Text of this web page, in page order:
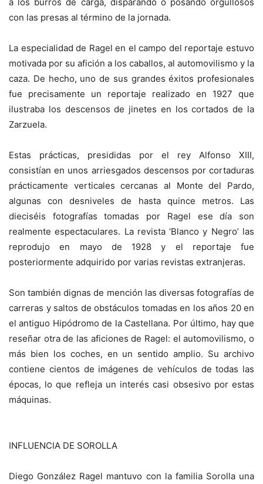
con las presas al término de la jornada.
La especialidad de Ragel en el campo del reportaje estuvo
motivada por su afición a los caballos, al automovilismo y la
caza. De hecho, uno de sus grandes éxitos profesionales
fue precisamente un reportaje realizado en 1927 que
ilustraba los descensos de jinetes en los cortados de la
Zarzuela.
Estas prácticas, presididas por el rey Alfonso XIII,
consistían en unos arriesgados descensos por cortaduras
prácticamente verticales cercanas al Monte del Pardo,
algunas con desniveles de hasta quince metros. Las
dieciséis fotografías tomadas por Ragel ese día son
realmente espectaculares. La revista ‘Blanco y Negro’ las
reprodujo en mayo de 1928 y el reportaje fue
posteriormente adquirido por varias revistas extranjeras.
Son también dignas de mención las diversas fotografías de
carreras y saltos de obstáculos tomadas en los años 20 en
el antiguo Hipódromo de la Castellana. Por último, hay que
reseñar otra de las aficiones de Ragel: el automovilismo, o
más bien los coches, en un sentido amplio. Su archivo
contiene cientos de imágenes de vehículos de todas las
épocas, lo que refleja un interés casi obsesivo por estas
máquinas.
INFLUENCIA DE SOROLLA
Diego González Ragel mantuvo con la familia Sorolla una